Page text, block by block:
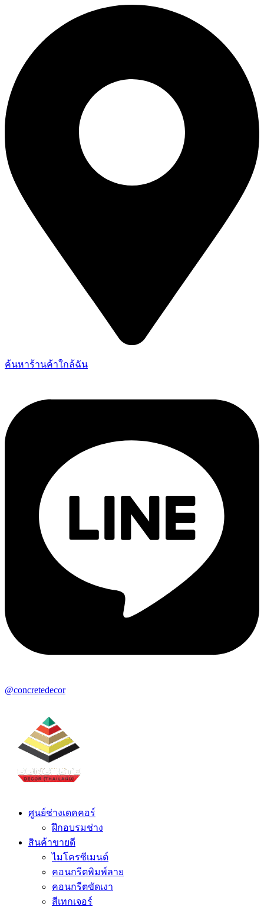
ค้นหาร้านค้าใกล้ฉัน
@concretedecor
ศูนย์ช่างเดคคอร์
ฝึกอบรมช่าง
สินค้าขายดี
ไมโครซีเมนต์
คอนกรีตพิมพ์ลาย
คอนกรีตขัดเงา
สีเทกเจอร์